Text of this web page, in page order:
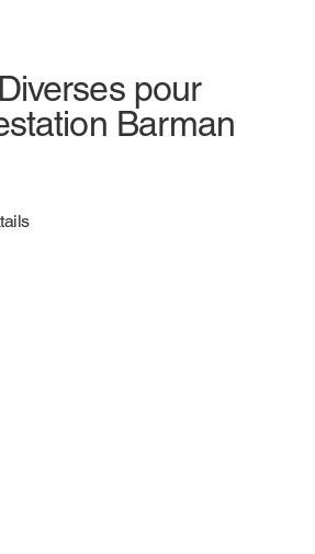
pour
Barman